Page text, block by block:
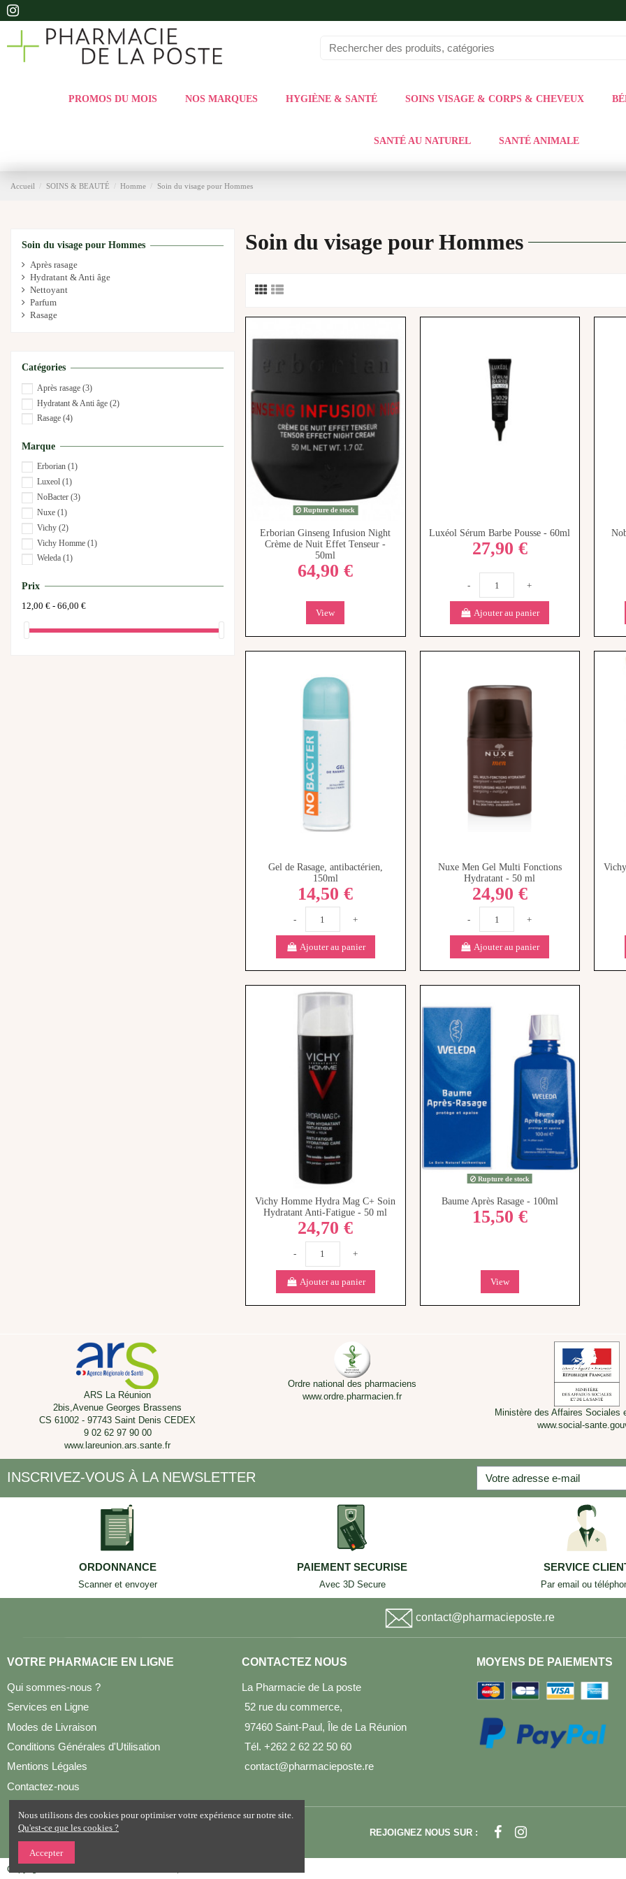
PROMOS DU MOIS NOS MARQUES HYGIÈNE & SANTÉ SOINS VISAGE & CORPS & CHEVEUX
SANTÉ AU NATUREL SANTÉ ANIMALE
Accueil SOINS & BEAUTÉ Homme Soin du visage pour Hommes
Soin du visage pour Hommes
Rupture de stock
Erborian Ginseng Infusion Night
Crème de Nuit Effet Tenseur -
50ml
64,90 €
View
Luxéol Sérum Barbe Pousse - 60ml
27,90 €
- +
Ajouter au panier
Gel de Rasage, antibactérien,
150ml
14,50 €
- +
Ajouter au panier
Nuxe Men Gel Multi Fonctions
Hydratant - 50 ml
24,90 €
- +
Ajouter au panier
Vichy Homme Hydra Mag C+ Soin
Hydratant Anti-Fatigue - 50 ml
24,70 €
- +
Ajouter au panier
Rupture de stock
Baume Après Rasage - 100ml
15,50 €
View
Soin du visage pour Hommes
Après rasage
Hydratant & Anti âge
Nettoyant
Parfum
Rasage
Catégories
Après rasage (3)
Hydratant & Anti âge (2)
Rasage (4)
Marque
Erborian (1)
Luxeol (1)
NoBacter (3)
Nuxe (1)
Vichy (2)
Vichy Homme (1)
Weleda (1)
Prix
12,00 € - 66,00 €
ARS La Réunion
2bis,Avenue Georges Brassens
CS 61002 - 97743 Saint Denis CEDEX
9 02 62 97 90 00
www.lareunion.ars.sante.fr
Ordre national des pharmaciens
www.ordre.pharmacien.fr
Ministère des Affaires Sociales
www.social-
INSCRIVEZ-VOUS À LA NEWSLETTER
ORDONNANCE
Scanner et envoyer
PAIEMENT SECURISE
Avec 3D Secure
SERVICE
Par email ou
contact@pharmacieposte.re
VOTRE PHARMACIE EN LIGNE
Qui sommes-nous ?
Services en Ligne
Modes de Livraison
Conditions Générales d'Utilisation
Mentions Légales
Contactez-nous
CONTACTEZ NOUS
La Pharmacie de La poste
52 rue du commerce,
97460 Saint-Paul, Île de La Réunion
Tél. +262 2 62 22 50 60
contact@pharmacieposte.re
MOYENS DE PAIEMENTS
REJOIGNEZ NOUS SUR :
Copyright © 2022 La Pharmacie de La Poste, Tous droits réservés
Nous utilisons des cookies pour optimiser votre expérience sur notre site.
Qu'est-ce que les cookies ?
Accepter